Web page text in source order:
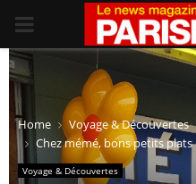
PRIMARY
MENU
Home
Voyage & Découvertes
Chez mémé, bons petits plats
Voyage & Découvertes